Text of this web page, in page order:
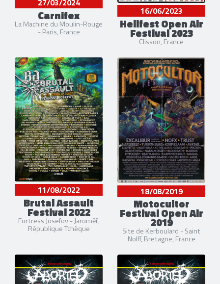
Carnifex
La Machine du Moulin-Rouge
- Paris, France
16/06/2023
Hellfest Open Air
Festival 2023
Clisson, France
11/08/2022
Brutal Assault
Festival 2022
Fortress Josefov - Jaroměř,
République Tchèque
18/08/2019
Motocultor
Festival Open Air
2019
Site de Kerboulard - Saint
Nolff, Bretagne, France